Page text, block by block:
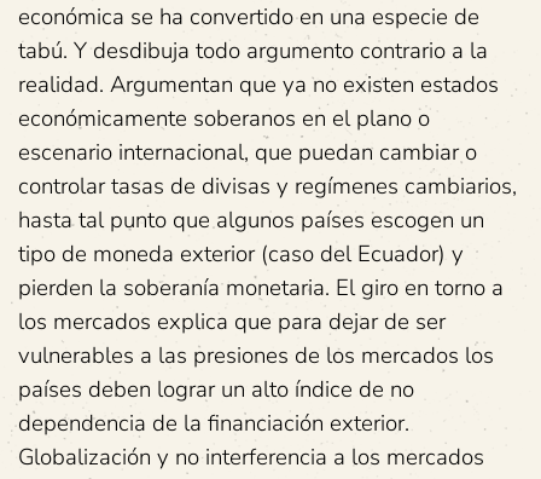
económica se ha convertido en una especie de
tabú. Y desdibuja todo argumento contrario a la
realidad. Argumentan que ya no existen estados
económicamente soberanos en el plano o
escenario internacional, que puedan cambiar o
controlar tasas de divisas y regímenes cambiarios,
hasta tal punto que algunos países escogen un
tipo de moneda exterior (caso del Ecuador) y
pierden la soberanía monetaria. El giro en torno a
los mercados explica que para dejar de ser
vulnerables a las presiones de los mercados los
países deben lograr un alto índice de no
dependencia de la financiación exterior.
Globalización y no interferencia a los mercados